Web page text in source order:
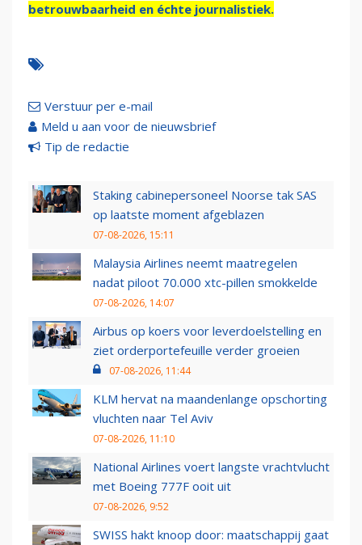
betrouwbaarheid en échte journalistiek.
Verstuur per e-mail
Meld u aan voor de nieuwsbrief
Tip de redactie
Staking cabinepersoneel Noorse tak SAS
op laatste moment afgeblazen
07-08-2026, 15:11
Malaysia Airlines neemt maatregelen
nadat piloot 70.000 xtc-pillen smokkelde
07-08-2026, 14:07
Airbus op koers voor leverdoelstelling en
ziet orderportefeuille verder groeien
07-08-2026, 11:44
KLM hervat na maandenlange opschorting
vluchten naar Tel Aviv
07-08-2026, 11:10
National Airlines voert langste vrachtvlucht
met Boeing 777F ooit uit
07-08-2026, 9:52
SWISS hakt knoop door: maatschappij gaat